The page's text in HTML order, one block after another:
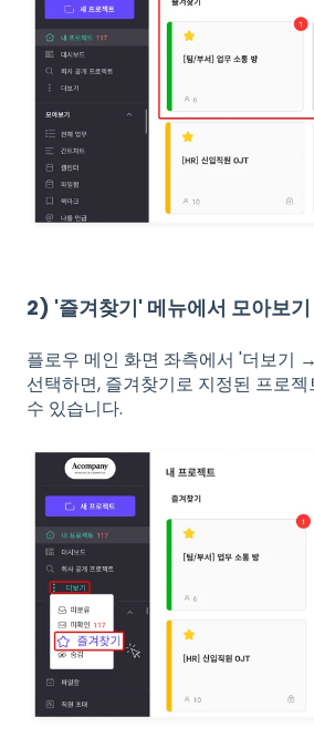
2) '즐겨찾기' 메뉴에서 모아보기
플로우 메인 화면 좌측에서 '더보기
선택하면, 즐겨찾기로 지정된 프로
수 있습니다.